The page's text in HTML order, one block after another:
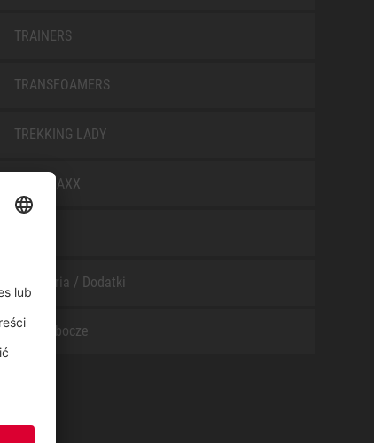
TRAINERS
TRANSFOAMERS
TREKKING LADY
WELLMAXX
Akcesoria / Dodatki
Buty robocze